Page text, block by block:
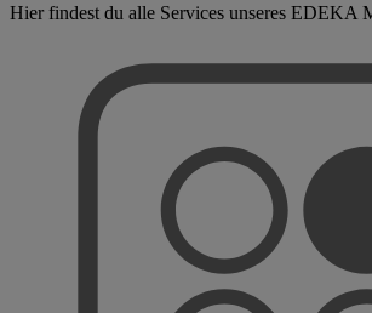
Hier findest du alle Services unseres EDEKA